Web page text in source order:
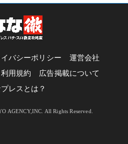
バシーポリシー
運営会社
利用規約
広告掲載について
レスとは？
AGENCY,INC. All Rights Reserved.